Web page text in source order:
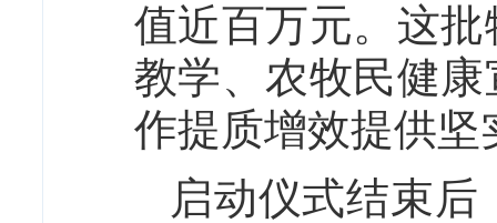
值近百万元。这
教学、农牧民健
作提质增效提供坚
启动仪式结束